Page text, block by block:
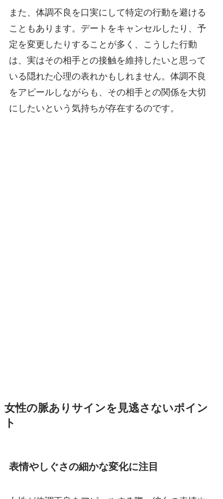
また、体調不良を口実にして特定の行動を避ける
こともあります。デートをキャンセルしたり、予
定を変更したりすることが多く、こうした行動
は、実はその相手との接触を維持したいと思って
いる隠れた心理の表れかもしれません。体調不良
をアピールしながらも、その相手との関係を大切
にしたいという気持ちが存在するのです。
女性の脈ありサインを見逃さないポイン
ト
表情やしぐさの細かな変化に注目